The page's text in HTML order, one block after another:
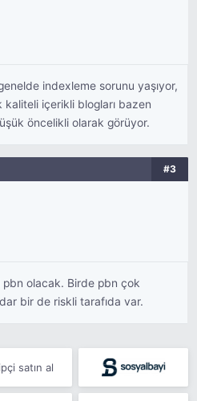
indexleme sorunu yaşıyor,
içerikli blogları bazen
öncelikli olarak görüyor.
#3
olacak. Birde pbn çok
bir de riskli tarafıda var.
satın al